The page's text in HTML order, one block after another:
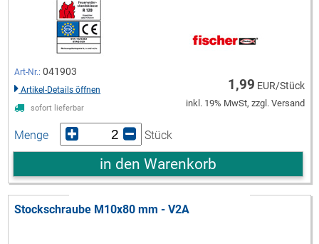
Art-Nr.: 041903
Artikel-Details öffnen
sofort lieferbar
1,99 EUR/Stück
inkl. 19% MwSt, zzgl. Versand
Menge Stück
in den Warenkorb
Stockschraube M10x80 mm - V2A